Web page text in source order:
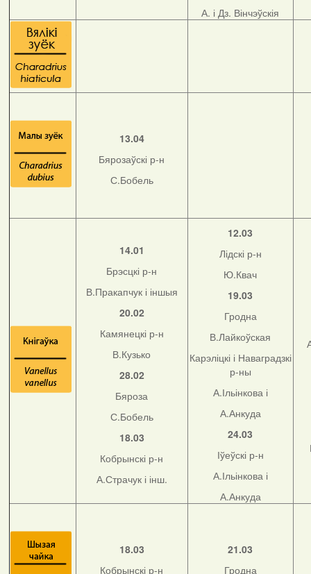
А. і Дз. Вінчэўскія
13.04
Бярозаўскі р-н
С.Бобель
14.01
Брэсцкі р-н
В.Пракапчук і іншыя
20.02
Камянецкі р-н
В.Кузько
28.02
Бяроза
С.Бобель
18.03
Кобрынскі р-н
А.Страчук і інш.
12.03
Лідскі р-н
Ю.Квач
19.03
Гродна
В.Лайкоўская
Карэліцкі і Наваградзкі
р-ны
А.Ільінкова і
А.Анкуда
24.03
Іўеўскі р-н
А.Ільінкова і
А.Анкуда
18.03
Кобрынскі р-н
21.03
Гродна